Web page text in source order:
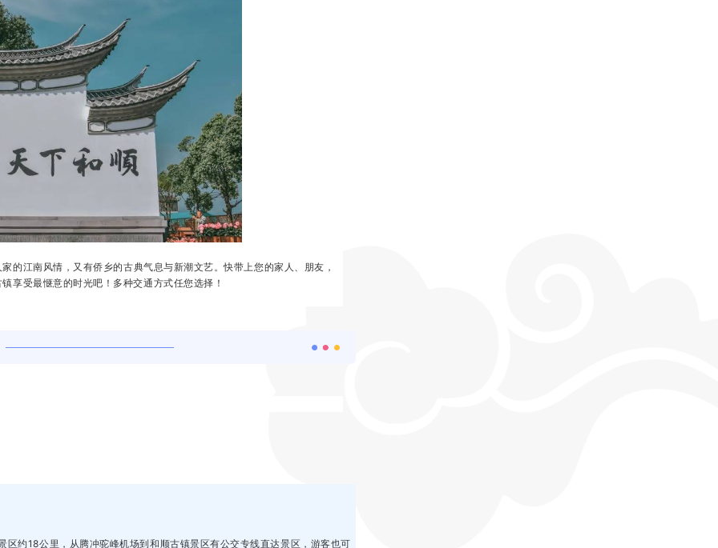
的江南风情，又有侨乡的古典气息与新潮文艺。快带上您的家人、朋友，
享受最惬意的时光吧！多种交通方式任您选择！
区约18公里，从腾冲驼峰机场到和顺古镇景区有公交专线直达景区，游客也可